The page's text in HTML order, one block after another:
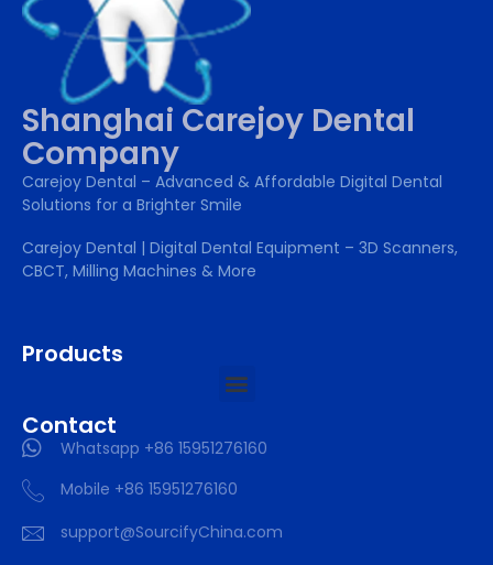
Shanghai Carejoy Dental
Company
Carejoy Dental – Advanced & Affordable Digital Dental
Solutions for a Brighter Smile
Carejoy Dental | Digital Dental Equipment – 3D Scanners,
CBCT, Milling Machines & More
Products
Contact
Whatsapp +86 15951276160
Mobile +86 15951276160
support@SourcifyChina.com